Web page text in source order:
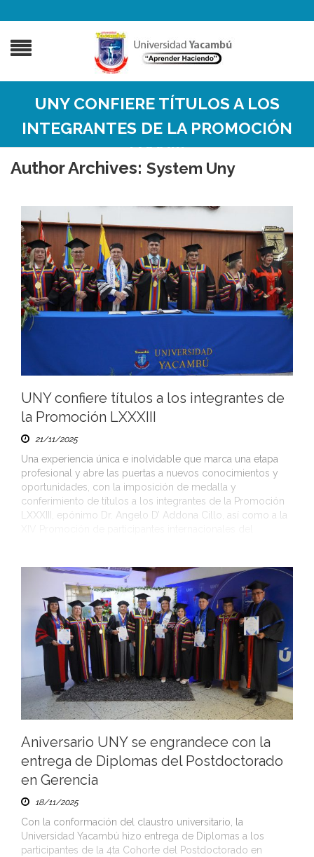
UNY CONFIERE TÍTULOS A LOS
INTEGRANTES DE LA PROMOCIÓN
LXXXIII
Author Archives: System Uny
UNY confiere títulos a los integrantes de
la Promoción LXXXIII
21/11/2025
Una experiencia única e inolvidable que marca una etapa
profesional y abre las puertas a nuevos conocimientos y
oportunidades, con la imposición de medalla y
conferimiento de títulos a los integrantes de la Promoción
LXXXIII, epónimo Dr. Angelo D’ Addona Cillo, así como a la
Aniversario UNY se engrandece con la
entrega de Diplomas del Postdoctorado
en Gerencia
18/11/2025
Con la conformación del claustro universitario, la
Universidad Yacambú hizo entrega de Diplomas a los
participantes de la 4ta Cohorte del Postdoctorado en